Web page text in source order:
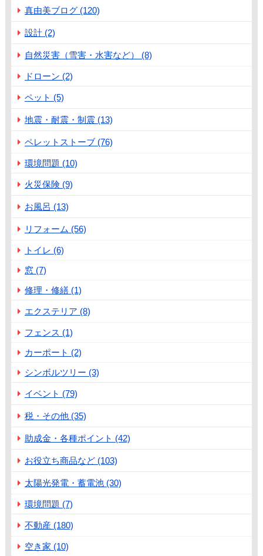
真由美ブログ (120)
設計 (2)
自然災害（雪害・水害など） (8)
ドローン (2)
ペット (5)
地震・耐震・制震 (13)
ペレットストーブ (76)
環境問題 (10)
火災保険 (9)
お風呂 (13)
リフォーム (56)
トイレ (6)
窓 (7)
修理・修繕 (1)
エクステリア (8)
フェンス (1)
カーポート (2)
シンボルツリー (3)
イベント (79)
税・その他 (35)
助成金・各種ポイント (42)
お役立ち商品など (103)
太陽光発電・蓄電池 (30)
環境問題 (7)
不動産 (180)
空き家 (10)